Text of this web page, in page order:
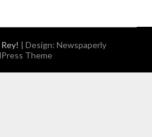
| Design: Newspaperly
Theme